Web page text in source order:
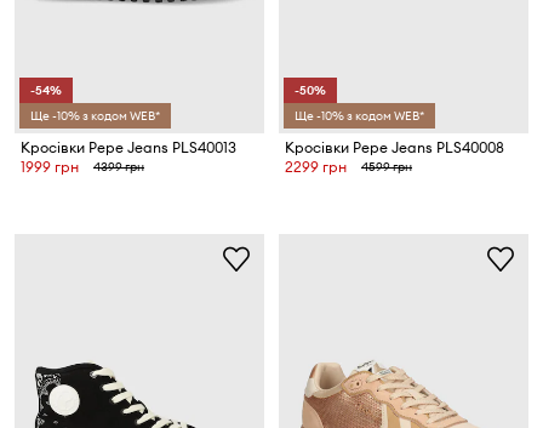
-54%
Ще -10% з кодом WEB*
Кросівки Pepe Jeans PLS40013
1999 грн
4399 грн
-50%
Ще -10% з кодом WEB*
Кросівки Pepe Jeans PLS40008
2299 грн
4599 грн